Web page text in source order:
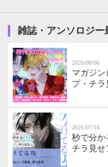
雑誌・アンソロジー
2026/08/06
マガジン
プ・チラ
2026/07/16
秒で分か
チラ見せ